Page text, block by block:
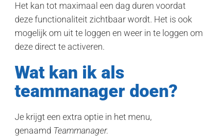
Het kan tot maximaal een dag duren voordat
deze functionaliteit zichtbaar wordt. Het is ook
mogelijk om uit te loggen en weer in te loggen om
deze direct te activeren.
Wat kan ik als
teammanager doen?
Je krijgt een extra optie in het menu,
genaamd Teammanager.